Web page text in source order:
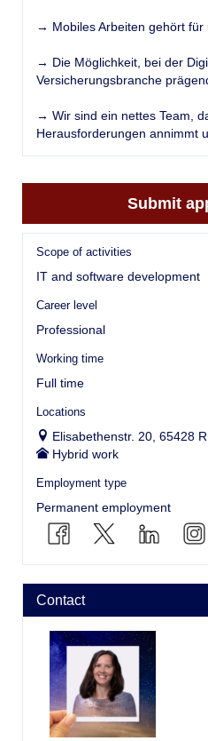
→ Mobiles Arbeiten gehört für
→ Die Möglichkeit, bei der
Versicherungsbranche
→ Wir sind ein nettes Team,
Herausforderungen annimmt
Submit
Scope of activities
IT and software development
Career level
Professional
Working time
Full time
Locations
Elisabethenstr. 20, 65428
Hybrid work
Employment type
Permanent employment
Contact